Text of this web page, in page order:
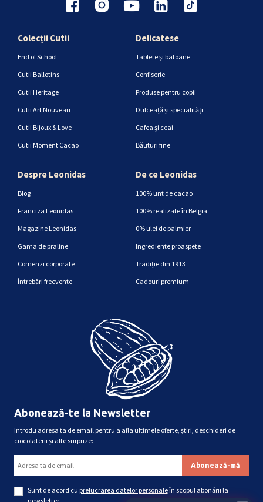
Colecții Cutii
End of School
Cutii Ballotins
Cutii Heritage
Cutii Art Nouveau
Cutii Bijoux & Love
Cutii Moment Cacao
Delicatese
Tablete și batoane
Confiserie
Produse pentru copii
Dulceață și specialități
Cafea și ceai
Băuturi fine
Despre Leonidas
Blog
Franciza Leonidas
Magazine Leonidas
Gama de praline
Comenzi corporate
Întrebări frecvente
De ce Leonidas
100% unt de cacao
100% realizate în Belgia
0% ulei de palmier
Ingrediente proaspete
Tradiție din 1913
Cadouri premium
Abonează-te la Newsletter
Introdu adresa ta de email pentru a afla ultimele oferte, știri, deschideri de
ciocolaterii și alte surprize:
Sunt de acord cu prelucrarea datelor personaleîn scopul abonării la